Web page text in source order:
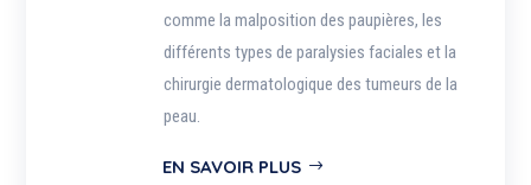
comme la malposition des paupières, les
différents types de paralysies faciales et la
chirurgie dermatologique des tumeurs de la
peau.
EN SAVOIR PLUS